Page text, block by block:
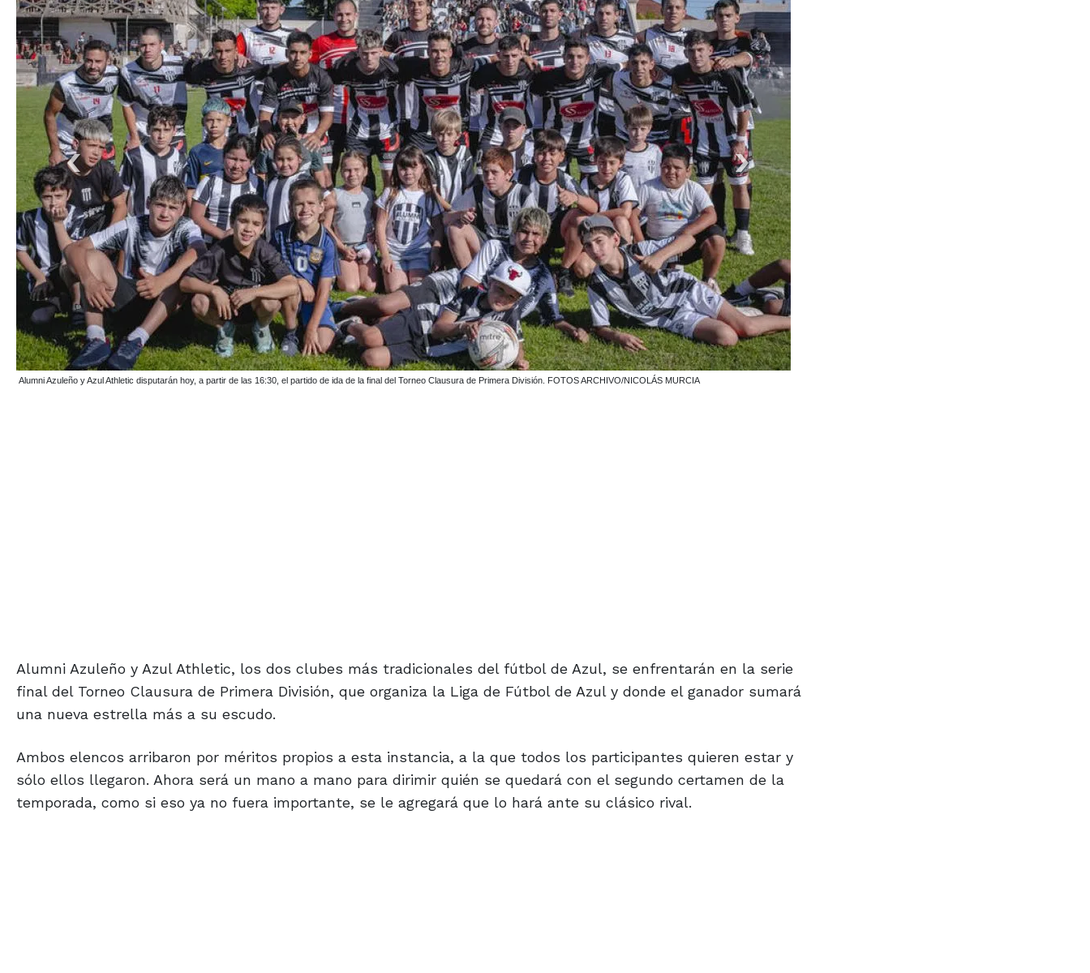
final del Torneo Clausura de Primera División, que organiza la Liga de Fútbol de Azul y donde el ganador sumará
una nueva estrella más a su escudo.
sólo ellos llegaron. Ahora será un mano a mano para dirimir quién se quedará con el segundo certamen de la
temporada, como si eso ya no fuera importante, se le agregará que lo hará ante su clásico rival.